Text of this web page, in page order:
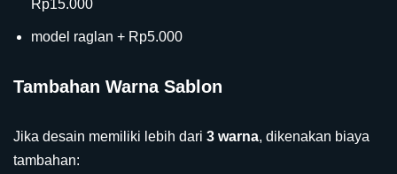
Rp15.000
model raglan + Rp5.000
Tambahan Warna Sablon
Jika desain memiliki lebih dari 3 warna, dikenakan biaya
tambahan: